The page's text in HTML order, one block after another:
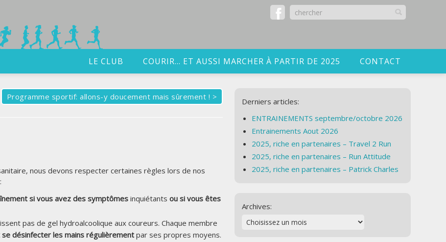
LE CLUB COURIR… ET AUSSI MARCHER À PARTIR DE 2025 CONTACT
Programme sportif: allons-y doucement mais sûrement ! >
nous devons respecter certaines règles lors de nos
si vous avez des symptômesinquiétants ou si vous êtes
pas de gel hydroalcoolique aux coureurs. Chaque membre
désinfecter les mains régulièrement par ses propres moyens.
Derniers articles:
ENTRAINEMENTS septembre/octobre 2026
Entrainements Aout 2026
2025, riche en partenaires – Travel 2 Run
2025, riche en partenaires – Run Attitude
2025, riche en partenaires – Patrick Charles
Archives: